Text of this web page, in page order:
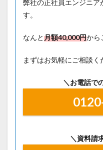
弊社の正社員エンジニア
す。
なんと月額40,000円から
まずはお気軽にご相談く
＼お電話で
＼資料請